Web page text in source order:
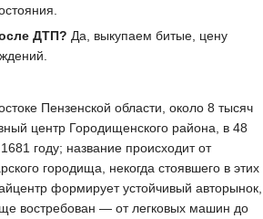
ДТП? Да, выкупаем битые, цену
Пензенской области, около 8 тысяч
центр Городищенского района, в 48
году; название происходит от
городища, некогда стоявшего в этих
формирует устойчивый авторынок,
востребован — от легковых машин до